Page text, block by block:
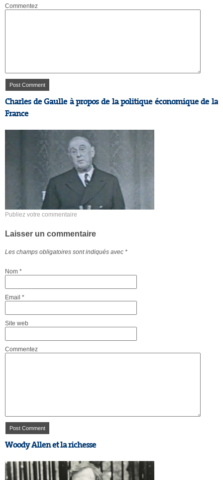
Commentez
Charles de Gaulle à propos de la politique économique de la
France
Publiez votre commentaire
Laisser un commentaire
Les champs obligatoires sont indiqués avec *
Nom *
Email *
Site web
Commentez
Woody Allen et la richesse